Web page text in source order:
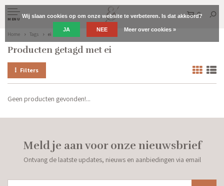
MENU
0
Home Tags ei
Producten getagd met ei
Filters
Geen producten gevonden!...
Meld je aan voor onze nieuwsbrief
Ontvang de laatste updates, nieuws en aanbiedingen via email
Wij slaan cookies op om onze website te verbeteren. Is dat akkoord?
JA NEE Meer over cookies »